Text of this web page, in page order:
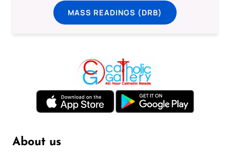
MASS READINGS (DRB)
About us